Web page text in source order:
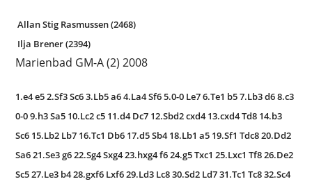
Allan Stig Rasmussen (2468)
Ilja Brener (2394)
Marienbad GM-A (2) 2008
1.e4 e5 2.Sf3 Sc6 3.Lb5 a6 4.La4 Sf6 5.0-0 Le7 6.Te1 b5 7.Lb3 d6 8.c3
0-0 9.h3 Sa5 10.Lc2 c5 11.d4 Dc7 12.Sbd2 cxd4 13.cxd4 Td8 14.b3
Sc6 15.Lb2 Lb7 16.Tc1 Db6 17.d5 Sb4 18.Lb1 a5 19.Sf1 Tdc8 20.Dd2
Sa6 21.Se3 g6 22.Sg4 Sxg4 23.hxg4 f6 24.g5 Txc1 25.Lxc1 Tf8 26.De2
Sc5 27.Le3 b4 28.gxf6 Lxf6 29.Ld3 Lc8 30.Sd2 Ld7 31.Tc1 Tc8 32.Sc4